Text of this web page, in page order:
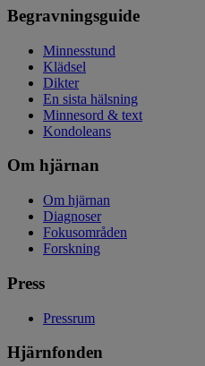
Begravningsguide
Minnesstund
Klädsel
Dikter
En sista hälsning
Minnesord & text
Kondoleans
Om hjärnan
Om hjärnan
Diagnoser
Fokusområden
Forskning
Press
Pressrum
Hjärnfonden